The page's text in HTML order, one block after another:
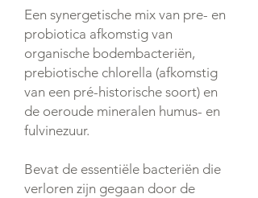
Een synergetische mix van pre- en
probiotica afkomstig van
organische bodembacteriën,
prebiotische chlorella (afkomstig
van een pré-historische soort) en
de oeroude mineralen humus- en
fulvinezuur.
Bevat de essentiële bacteriën die
verloren zijn gegaan door de